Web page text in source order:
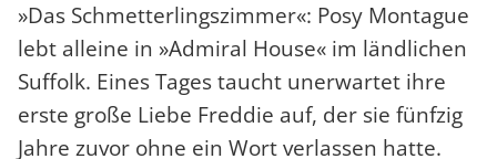
»Das Schmetterlingszimmer«: Posy Montague
lebt alleine in »Admiral House« im ländlichen
Suffolk. Eines Tages taucht unerwartet ihre
erste große Liebe Freddie auf, der sie fünfzig
Jahre zuvor ohne ein Wort verlassen hatte.